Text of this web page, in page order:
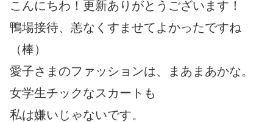
こんにちわ！更新ありがとうございます！
鴨場接待、恙なくすませてよかったですね
（棒）
愛子さまのファッションは、まあまあかな。
女学生チックなスカートも
私は嫌いじゃないです。